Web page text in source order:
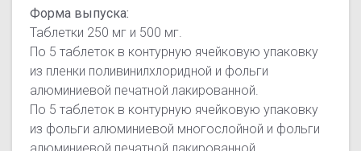
Форма выпуска:
Таблетки 250 мг и 500 мг.
По 5 таблеток в контурную ячейковую упаковку
из пленки поливинилхлоридной и фольги
алюминиевой печатной лакированной.
По 5 таблеток в контурную ячейковую упаковку
из фольги алюминиевой многослойной и фольги
алюминиевой печатной лакированной.